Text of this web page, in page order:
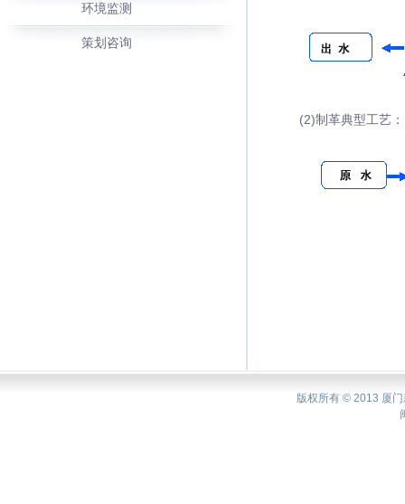
环境监测
策划咨询
(2)制革典型工艺：
版权所有 © 2013 厦